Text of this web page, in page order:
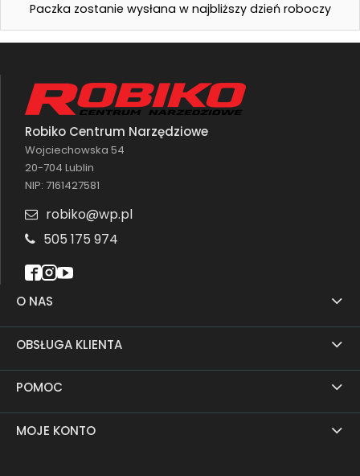
Paczka zostanie wysłana w najbliższy dzień roboczy
O NAS
OBSŁUGA KLIENTA
POMOC
MOJE KONTO
Robiko Centrum Narzędziowe
Wojciechowska 54
20-704 Lublin
NIP: 7161427581
robiko@wp.pl
505 175 974